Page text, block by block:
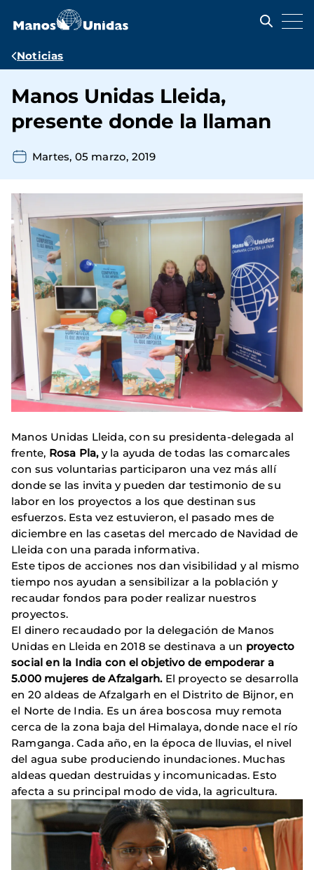
contenido
Ruta
navegación
Noticias
Manos Unidas Lleida,
presente donde la llaman
Martes, 05 marzo, 2019
Manos Unidas Lleida, con su presidenta-delegada al
frente, Rosa Pla,y la ayuda de todas las comarcales
con sus voluntarias participaron una vez más allí
donde se las invita y pueden dar testimonio de su
labor en los proyectos a los que destinan sus
esfuerzos. Esta vez estuvieron, el pasado mes de
diciembre en las casetas del mercado de Navidad de
Lleida con una parada informativa.
Este tipos de acciones nos dan visibilidad y al mismo
tiempo nos ayudan a sensibilizar a la población y
recaudar fondos para poder realizar nuestros
proyectos.
El dinero recaudado por la delegación de Manos
Unidas en Lleida en 2018 se destinava a un proyecto
social en la India con el objetivo de empoderar a
5.000 mujeres de Afzalgarh. El proyecto se desarrolla
en 20 aldeas de Afzalgarh en el Distrito de Bijnor, en
el Norte de India. Es un área boscosa muy remota
cerca de la zona baja del Himalaya, donde nace el río
Ramganga. Cada año, en la época de lluvias, el nivel
del agua sube produciendo inundaciones. Muchas
aldeas quedan destruidas y incomunicadas. Esto
afecta a su principal modo de vida, la agricultura.